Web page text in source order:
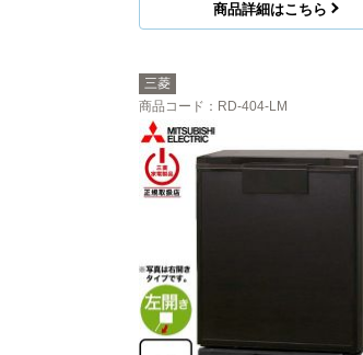
商品詳細はこちら
三菱
商品コード ：RD-404-LM